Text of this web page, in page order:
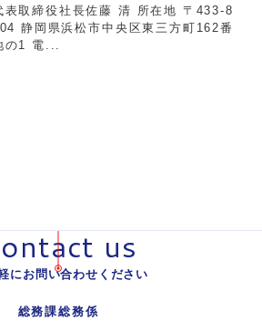
表取締役社長佐藤 清 所在地 〒433-8
静岡県浜松市中央区東三方町162番
の1 電...
us
にお問い合わせください
総務課総務係